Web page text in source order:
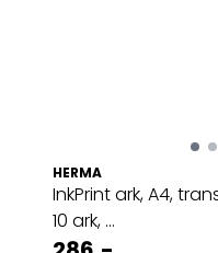
HERMA
InkPrint ark, A4,
10 ark, ...